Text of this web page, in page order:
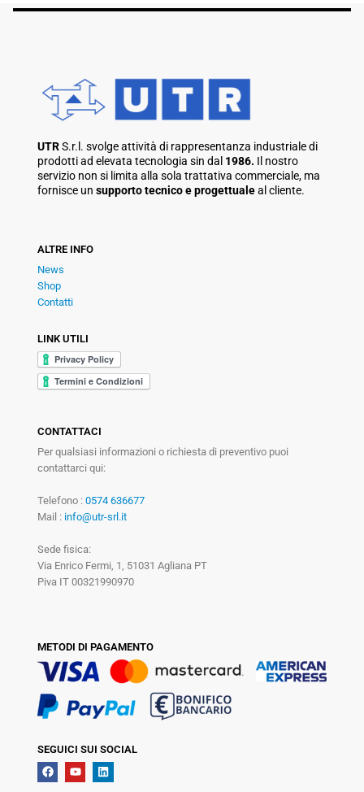
UTRS.r.l. svolge attività di rappresentanza industriale di
prodotti ad elevata tecnologia sin dal 1986. Il nostro
servizio non si limita alla sola trattativa commerciale, ma
fornisce un supporto tecnico e progettualeal cliente.
ALTRE INFO
News
Shop
Contatti
LINK UTILI
CONTATTACI
Per qualsiasi informazioni o richiesta di preventivo puoi
contattarci qui:
Telefono : 0574 636677
Mail : info@utr-srl.it
Sede fisica:
Via Enrico Fermi, 1, 51031 Agliana PT
Piva IT 00321990970
METODI DI PAGAMENTO
SEGUICI SUI SOCIAL